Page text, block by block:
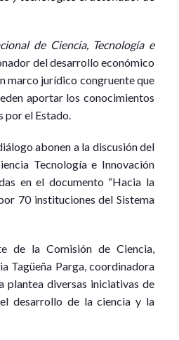
de Ciencia, Tecnología e
del desarrollo económico
marco jurídico congruente que
aportar los conocimientos
por el Estado.
abonen a la discusión del
Tecnología e Innovación
en el documento “Hacia la
70 instituciones del Sistema
de la Comisión de Ciencia,
Tagüeña Parga, coordinadora
plantea diversas iniciativas de
desarrollo de la ciencia y la